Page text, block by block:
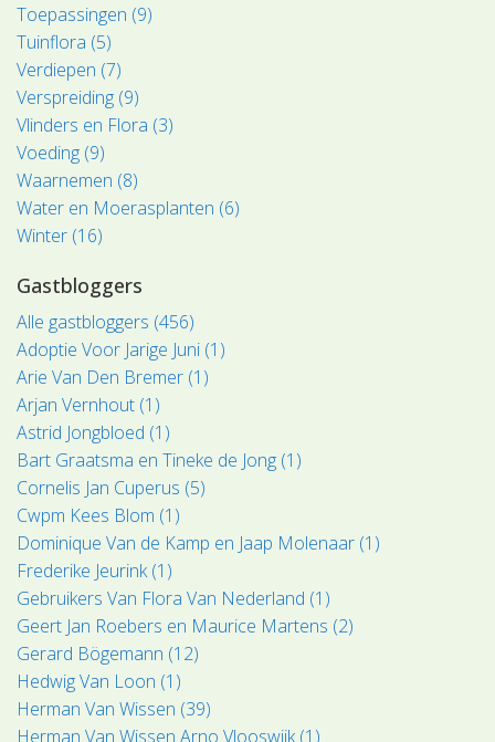
Toepassingen (9)
Tuinflora (5)
Verdiepen (7)
Verspreiding (9)
Vlinders en Flora (3)
Voeding (9)
Waarnemen (8)
Water en Moerasplanten (6)
Winter (16)
Gastbloggers
Alle gastbloggers (456)
Adoptie Voor Jarige Juni (1)
Arie Van Den Bremer (1)
Arjan Vernhout (1)
Astrid Jongbloed (1)
Bart Graatsma en Tineke de Jong (1)
Cornelis Jan Cuperus (5)
Cwpm Kees Blom (1)
Dominique Van de Kamp en Jaap Molenaar (1)
Frederike Jeurink (1)
Gebruikers Van Flora Van Nederland (1)
Geert Jan Roebers en Maurice Martens (2)
Gerard Bögemann (12)
Hedwig Van Loon (1)
Herman Van Wissen (39)
Herman Van Wissen Arno Vlooswijk (1)